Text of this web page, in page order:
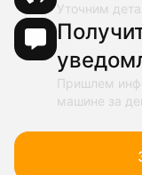
Уточним
Пришлем
машине за